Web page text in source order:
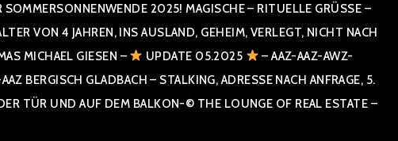
2025! MAGISCHE – RITUELLE GRÜSSE – GR
4 JAHREN, INS AUSLAND, GEHEIM, VERLEGT, NICHT NACH SPA
MICHAEL GIESEN – UPDATE 05.2025
– AAZ-AAZ-AWZ-
GLADBACH – STALKING, ADRESSE NACH ANFRAGE, 5. E
UND AUF DEM BALKON-© THE LOUNGE OF REAL ESTATE – CO